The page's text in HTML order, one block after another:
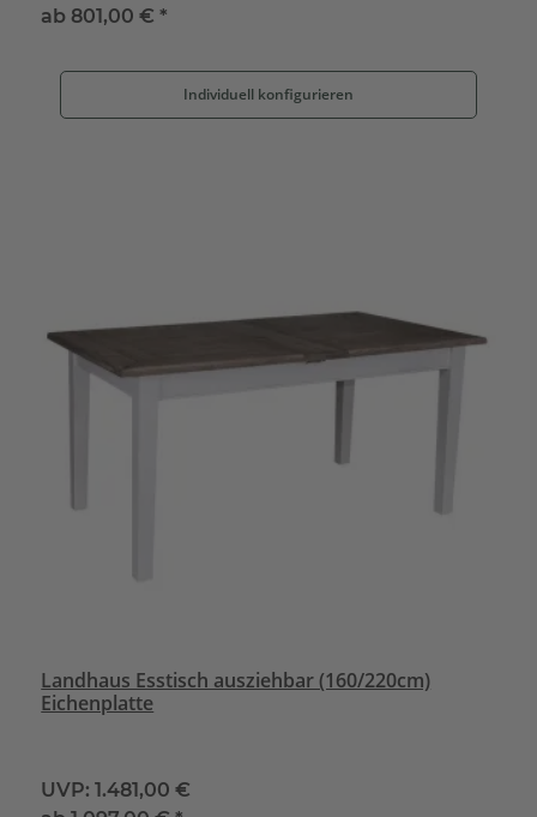
ab 801,00 € *
Individuell konfigurieren
Landhaus Esstisch ausziehbar (160/220cm)
Eichenplatte
UVP: 1.481,00 €